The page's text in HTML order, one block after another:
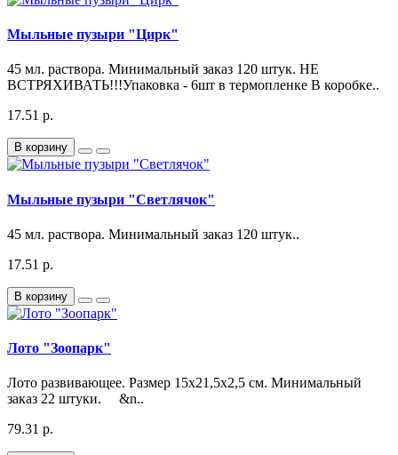
Мыльные пузыри "Цирк"
45 мл. раствора. Минимальный заказ 120 штук. НЕ
ВСТРЯХИВАТЬ!!!Упаковка - 6шт в термопленке В коробке..
17.51 р.
В корзину
Мыльные пузыри "Светлячок"
45 мл. раствора. Минимальный заказ 120 штук..
17.51 р.
В корзину
Лото "Зоопарк"
Лото развивающее. Размер 15х21,5х2,5 см. Минимальный
заказ 22 штуки. &n..
79.31 р.